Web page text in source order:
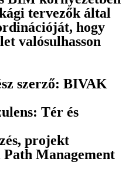
tervezők által
hogy
valósulhasson
szerző: BIVAK
Tér és
projekt
Management